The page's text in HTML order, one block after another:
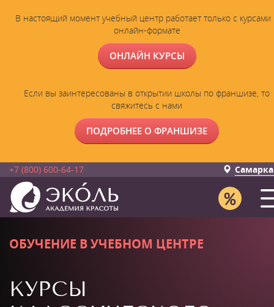
В настоящий момент учебный центр работает только с курсами
онлайн-формате
ОНЛАЙН КУРСЫ
Если вы заинтересованы в открытии школы по франшизе, то
свяжитесь с нами
ПОДРОБНЕЕ О ФРАНШИЗЕ
+7 (800) 600-64-17
ОБУЧЕНИЕ В УЧЕБНОМ ЦЕНТРЕ
КУРСЫ